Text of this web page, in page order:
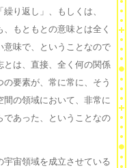
り返し」、もしくは、
もともとの意味とは全く
意味で、ということなので
とは、直接、全く何の関係
要素が、常に常に、そう
間の領域において、非常に
であった、ということなの
宙領域を成立させている